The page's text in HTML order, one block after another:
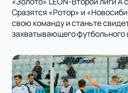
Сразятся «Ротор» и
свою команду и станьте
захватывающего футбольного